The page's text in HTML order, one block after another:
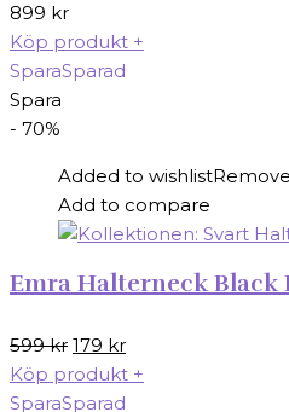
899 kr
Köp produkt +
SparaSparad
Spara
- 70%
Added to wishlist
Add to compare
Emra Halterneck Black
599kr Det
ursprungliga
priset
179 krDet
nuvarande
Köp produkt +
SparaSparad